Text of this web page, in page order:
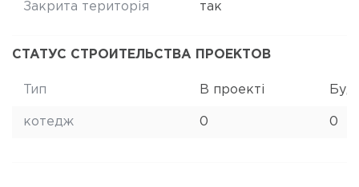
Закрита територія так
СТАТУС СТРОИТЕЛЬСТВА ПРОЕКТОВ
Тип В проекті
котедж 0 0